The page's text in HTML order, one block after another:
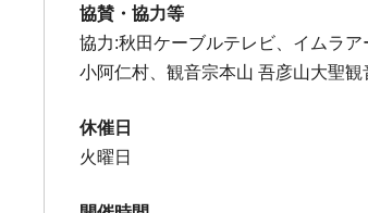
協賛・協力等
協力:秋田ケーブルテレビ、イムラ
小阿仁村、観音宗本山 吾彦山大聖
休催日
火曜日